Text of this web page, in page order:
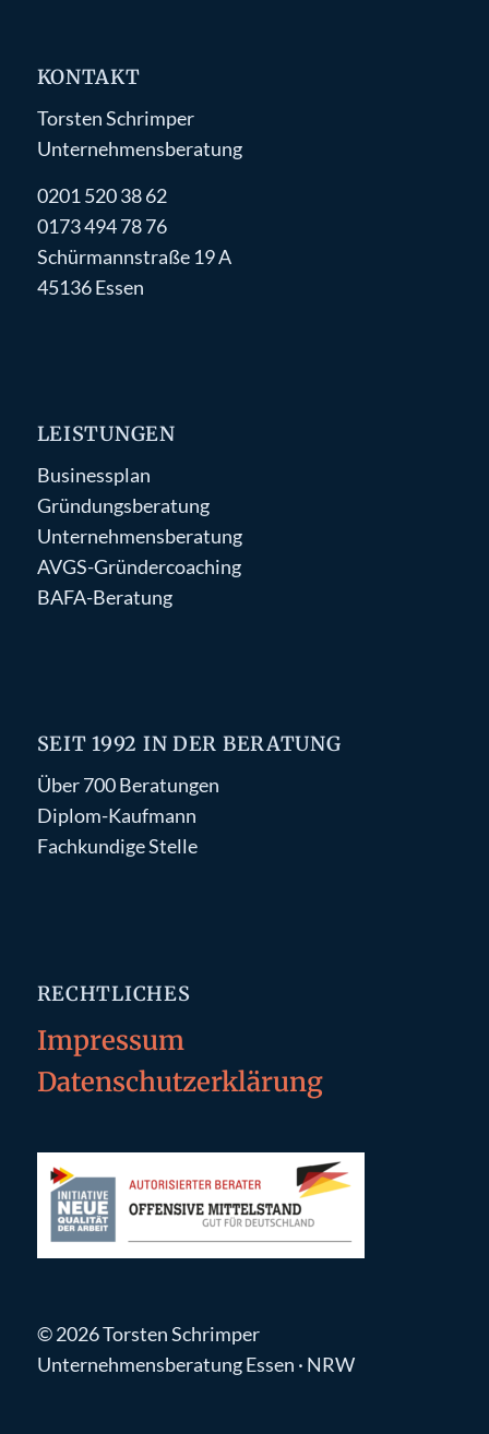
KONTAKT
Torsten Schrimper
Unternehmensberatung
0201 520 38 62
0173 494 78 76
Schürmannstraße 19 A
45136 Essen
LEISTUNGEN
Businessplan
Gründungsberatung
Unternehmensberatung
AVGS-Gründercoaching
BAFA-Beratung
SEIT 1992 IN DER BERATUNG
Über 700 Beratungen
Diplom-Kaufmann
Fachkundige Stelle
RECHTLICHES
Impressum
Datenschutzerklärung
© 2026 Torsten Schrimper
Unternehmensberatung Essen · NRW